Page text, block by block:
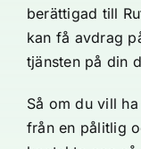
berättigad till
kan få avdrag
tjänsten på din
Så om du vill
från en pålitlig